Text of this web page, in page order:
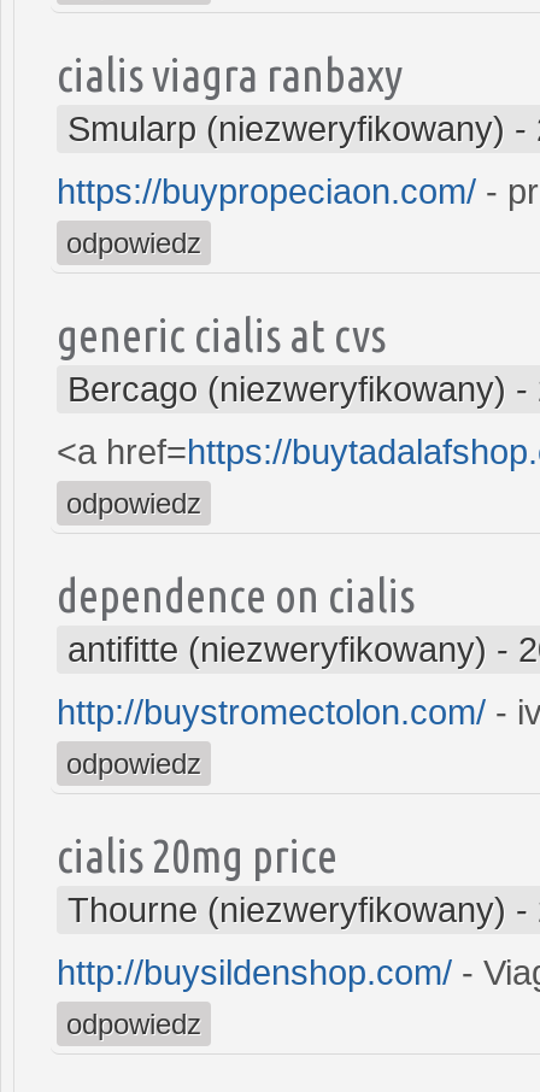
cialis viagra ranbaxy
Smularp (niezweryfikowany) -
https://buypropeciaon.com/ -
odpowiedz
generic cialis at cvs
Bercago (niezweryfikowany) -
<a href=https://
odpowiedz
dependence on cialis
antifitte (niezweryfikowany) -
http://buystromectolon.com/ -
odpowiedz
cialis 20mg price
Thourne (niezweryfikowany) -
http://buysildenshop.com/ -
odpowiedz